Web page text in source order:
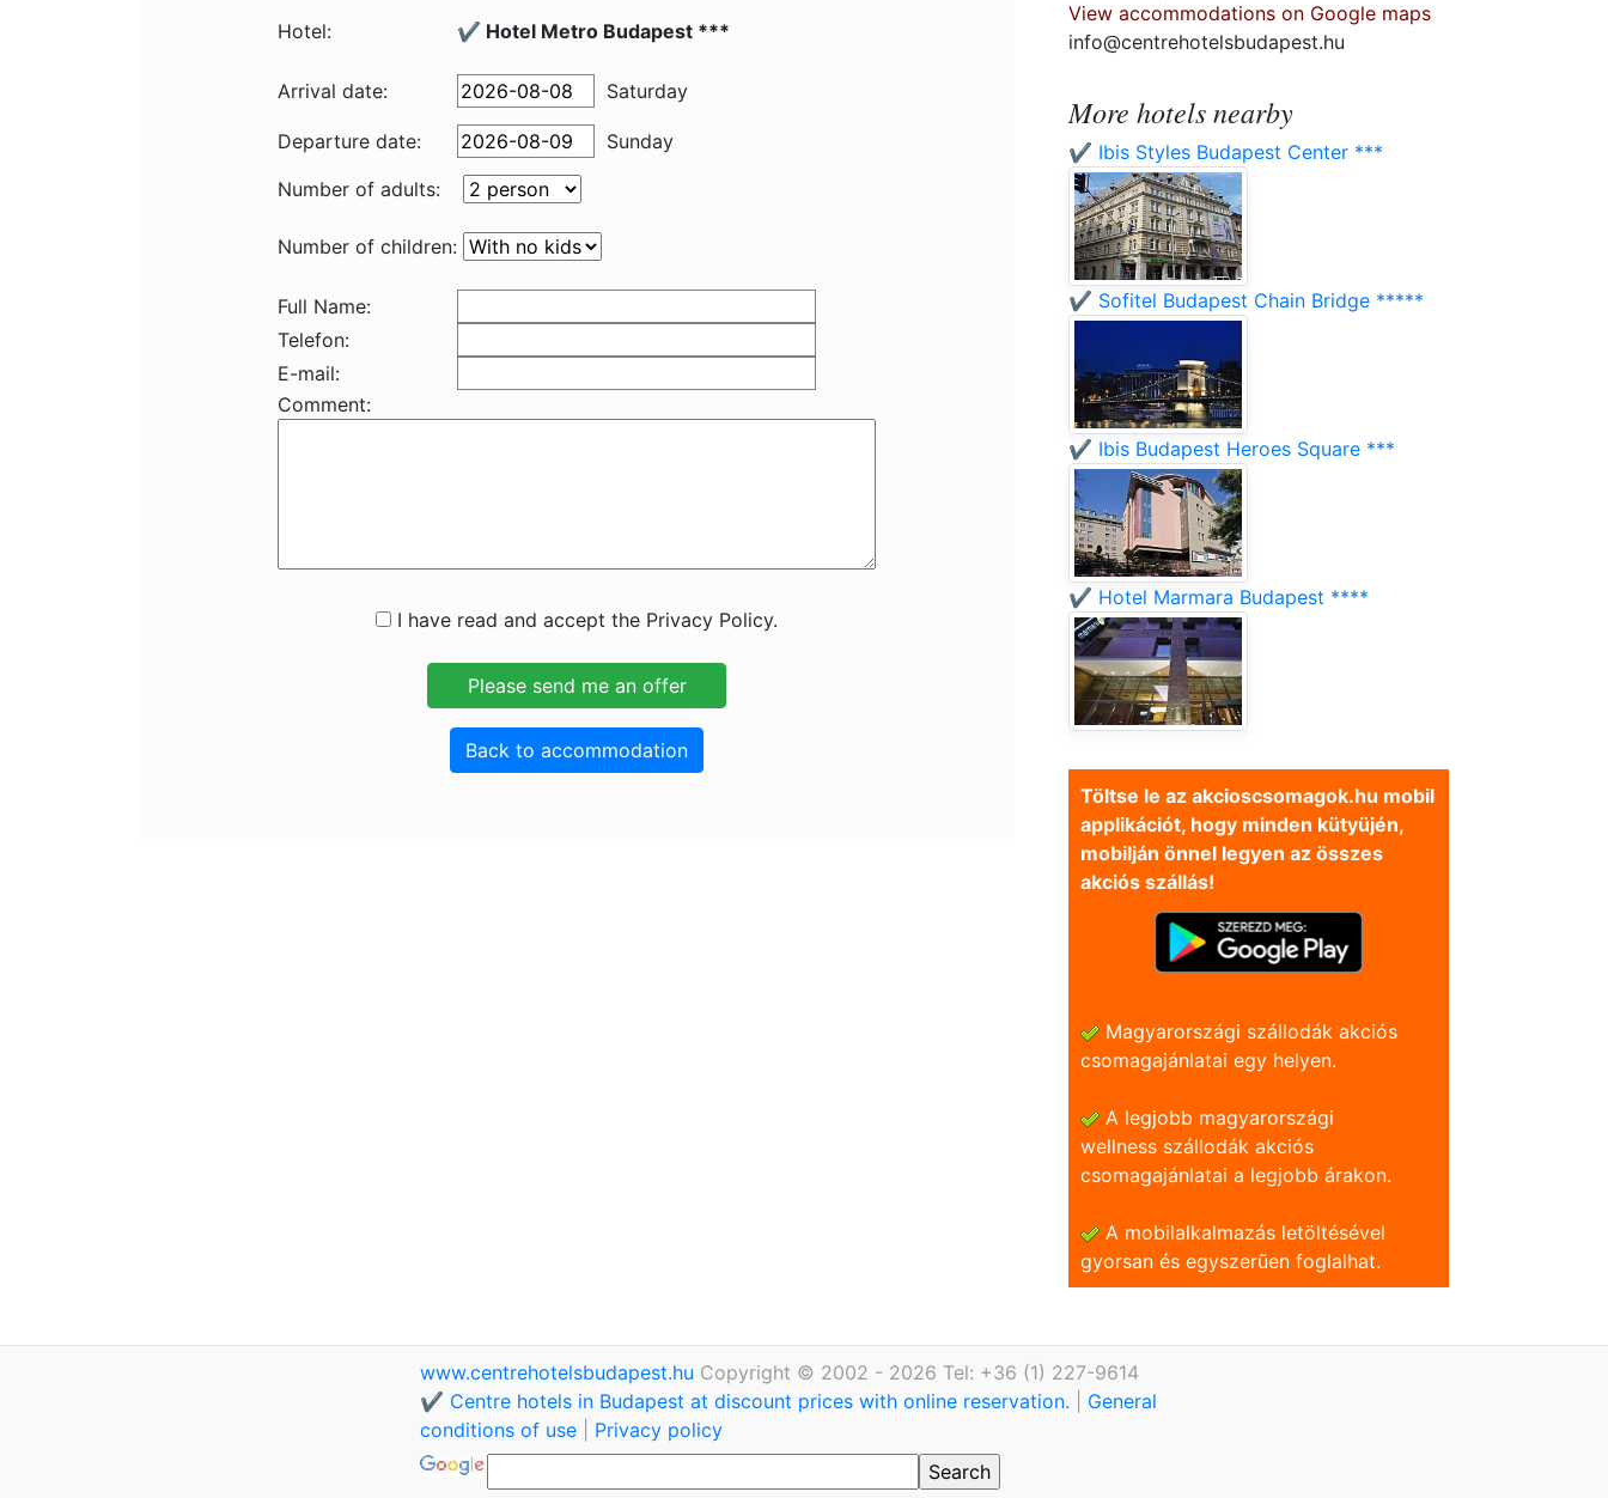
Hotel: ✔️ Hotel Metro Budapest ***
Arrival date: Saturday
Departure date:
Sunday
Number of adults:
Number of children:
Full Name:
Telefon:
E-mail:
Comment:
I have read and accept the Privacy Policy.
Back to accommodation
View accommodations on Google maps
info@centrehotelsbudapest.hu
More hotels nearby
✔️ Ibis Styles Budapest Center ***
✔️ Sofitel Budapest Chain Bridge *****
✔️ Ibis Budapest Heroes Square ***
✔️ Hotel Marmara Budapest ****
Töltse le az akcioscsomagok.hu mobil
applikációt, hogy minden kütyüjén,
mobilján önnel legyen az összes
akciós szállás!
Magyarországi szállodák akciós
csomagajánlatai egy helyen.
A legjobb magyarországi
wellness szállodák akciós
csomagajánlatai a legjobb árakon.
A mobilalkalmazás letöltésével
gyorsan és egyszerũen foglalhat.
www.centrehotelsbudapest.hu Copyright © 2002 - 2026 Tel: +36 (1) 227-9614
✔️ Centre hotels in Budapest at discount prices with online reservation.
General
conditions of use
Privacy policy